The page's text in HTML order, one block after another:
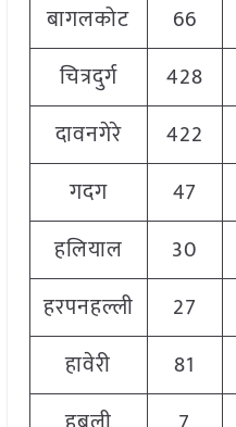
बागलकोट
66
चित्रदुर्ग
428
दावनगेरे
422
गदग
47
हलियाल
30
हरपनहल्ली
27
हावेरी
81